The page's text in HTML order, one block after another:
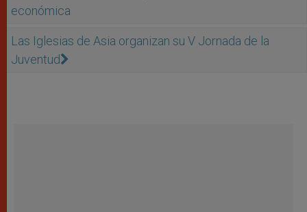
económica
Las Iglesias de Asia organizan su V Jornada de la
Juventud